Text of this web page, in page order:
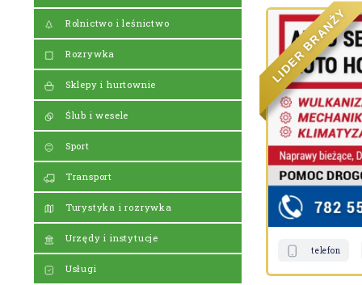
Rolnictwo i leśnictwo
Rozrywka
Sklepy i hurtownie
Ślub i wesele
Sport
Transport
Turystyka i rozrywka
Urzędy i instytucje
Usługi
LI
DER
B
RAN
Ż
Y
telefon